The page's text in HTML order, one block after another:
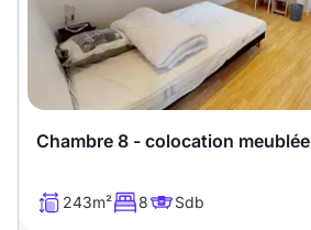
Chambre 8 - colocation meublée
243m² 8 Sdb